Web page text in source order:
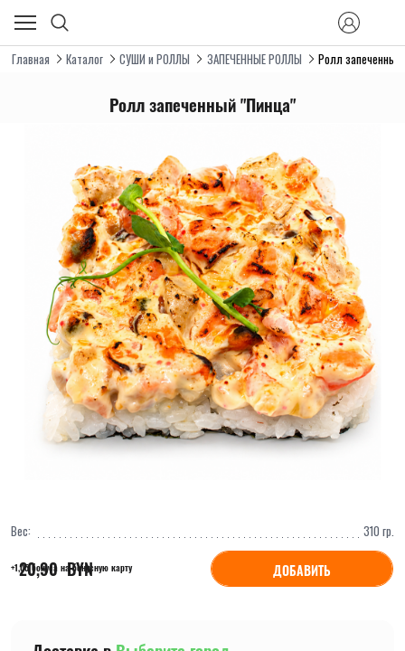
Главная Каталог СУШИ и РОЛЛЫ ЗАПЕЧЕННЫЕ РОЛЛЫ Ролл запеченный
Ролл запеченный "Пинца"
Вес: 310 гр.
20,90
  BYN
+1,05 бонуса на бонусную карту ДОБАВИТЬ